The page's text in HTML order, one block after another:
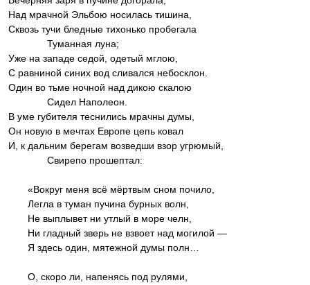
Над мрачной Эльбою носилась тишина,
Сквозь тучи бледные тихонько пробегала
Туманная луна;
Уже на западе седой, одетый мглою,
С равниной синих вод сливался небосклон.
Один во тьме ночной над дикою скалою
Сидел Наполеон.
В уме губителя теснились мрачны думы,
Он новую в мечтах Европе цепь ковал
И, к дальним берегам возведши взор угрюмый,
Свирепо прошептал:
«Вокруг меня всё мёртвым сном почило,
Легла в туман пучина бурных волн,
Не выплывет ни утлый в море челн,
Ни гладный зверь не взвоет над могилой —
Я здесь один, мятежной думы полн…
О, скоро ли, напенясь под рулями,